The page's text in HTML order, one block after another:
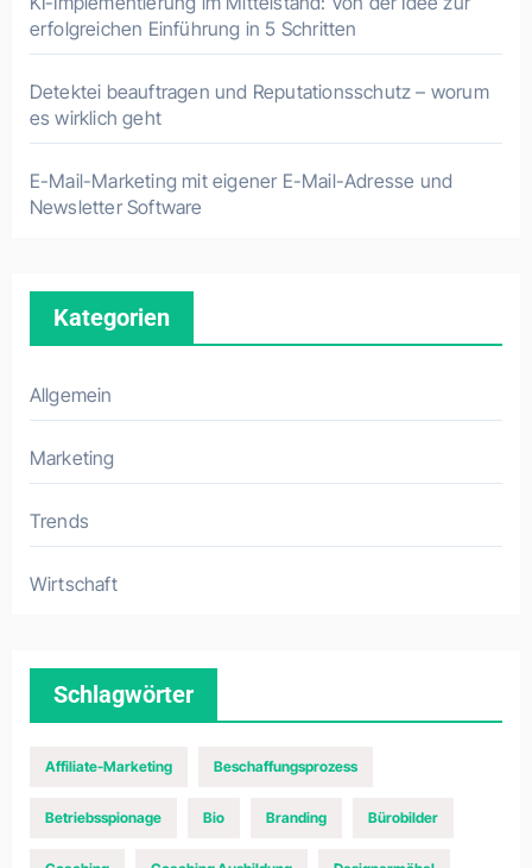
erfolgreichen Einführung in 5 Schritten
Detektei beauftragen und Reputationsschutz – worum
es wirklich geht
E-Mail-Marketing mit eigener E-Mail-Adresse und
Newsletter Software
Kategorien
Allgemein
Marketing
Trends
Wirtschaft
Schlagwörter
Affiliate-Marketing Beschaffungsprozess
Betriebsspionage Bio Branding Bürobilder